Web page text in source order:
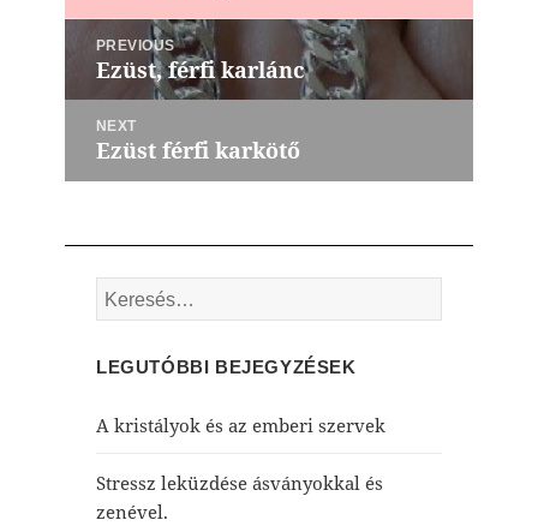
Bejegyzés
navigáció
PREVIOUS
Previous
post:
Ezüst, férfi karlánc
NEXT
Next
post:
Ezüst férfi karkötő
Keresés:
LEGUTÓBBI BEJEGYZÉSEK
A kristályok és az emberi szervek
Stressz leküzdése ásványokkal és
zenével.